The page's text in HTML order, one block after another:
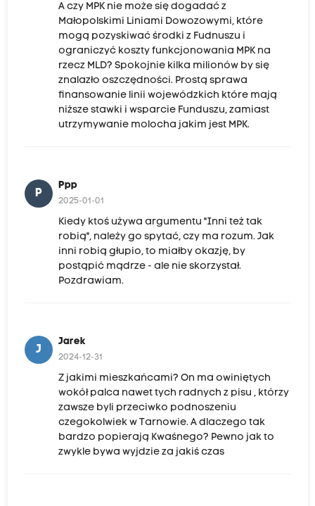
A czy MPK nie może się dogadać z
Małopolskimi Liniami Dowozowymi, które
mogą pozyskiwać środki z Fudnuszu i
ograniczyć koszty funkcjonowania MPK na
rzecz MLD? Spokojnie kilka milionów by się
znalazło oszczędności. Prostą sprawa
finansowanie linii wojewódzkich które mają
niższe stawki i wsparcie Funduszu, zamiast
utrzymywanie molocha jakim jest MPK.
P
Ppp
2025-01-01
Kiedy ktoś używa argumentu "Inni też tak
robią", należy go spytać, czy ma rozum. Jak
inni robią głupio, to miałby okazję, by
postąpić mądrze - ale nie skorzystał.
Pozdrawiam.
J
Jarek
2024-12-31
Z jakimi mieszkańcami? On ma owiniętych
wokół palca nawet tych radnych z pisu , którzy
zawsze byli przeciwko podnoszeniu
czegokolwiek w Tarnowie. A dlaczego tak
bardzo popierają Kwaśnego? Pewno jak to
zwykle bywa wyjdzie za jakiś czas